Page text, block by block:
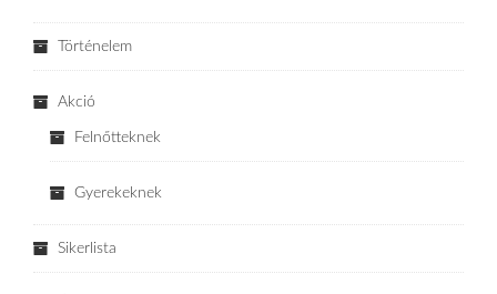
Történelem
Akció
Felnőtteknek
Gyerekeknek
Sikerlista